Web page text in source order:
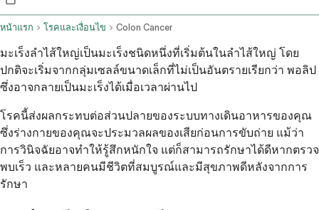
หน้าแรก โรคและเงื่อนไข Colon Cancer
มะเร็งลำไส้ใหญ่เป็นมะเร็งชนิดหนึ่งที่เริ่มต้นในลำไส้ใหญ่ โดย
ปกติจะเริ่มจากกลุ่มเซลล์ขนาดเล็กที่ไม่เป็นอันตรายเรียกว่า พอลิป
ซึ่งอาจกลายเป็นมะเร็งได้เมื่อเวลาผ่านไป
โรคนี้ส่งผลกระทบต่อส่วนปลายของระบบทางเดินอาหารของคุณ
ซึ่งร่างกายของคุณจะประมวลผลของเสียก่อนการขับถ่าย แม้ว่า
การวินิจฉัยอาจทำให้รู้สึกหนักใจ แต่ก็สามารถรักษาได้ดีหากตรวจ
พบเร็ว และหลายคนมีชีวิตที่สมบูรณ์และมีสุขภาพดีหลังจากการ
รักษา